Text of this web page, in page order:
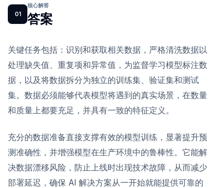
01
核心解答
答案
关键任务包括：识别和获取相关数据，严格清洗数据以
处理缺失值、重复项和异常值，为监督学习模型标注数
据，以及将数据拆分为独立的训练集、验证集和测试
集。数据必须能够代表模型将遇到的真实场景，在数量
和质量上都要充足，并具有一致的特征定义。
充分的数据准备直接支撑有效的模型训练，显著提升预
测准确性，并增强模型在生产环境中的鲁棒性。它能解
决数据漂移风险，防止上线时出现技术故障，从而减少
部署延迟，确保 AI 解决方案从一开始就能提供可靠的